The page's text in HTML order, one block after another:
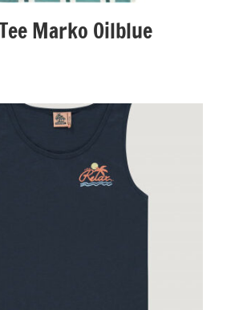
Marko Oilblue